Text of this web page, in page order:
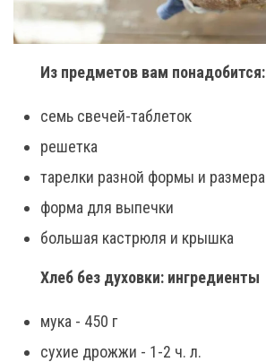
Из предметов вам понадобится:
семь свечей-таблеток
решетка
тарелки разной формы и размера
форма для выпечки
большая кастрюля и крышка
Хлеб без духовки: ингредиенты
мука - 450 г
сухие дрожжи - 1-2 ч. л.